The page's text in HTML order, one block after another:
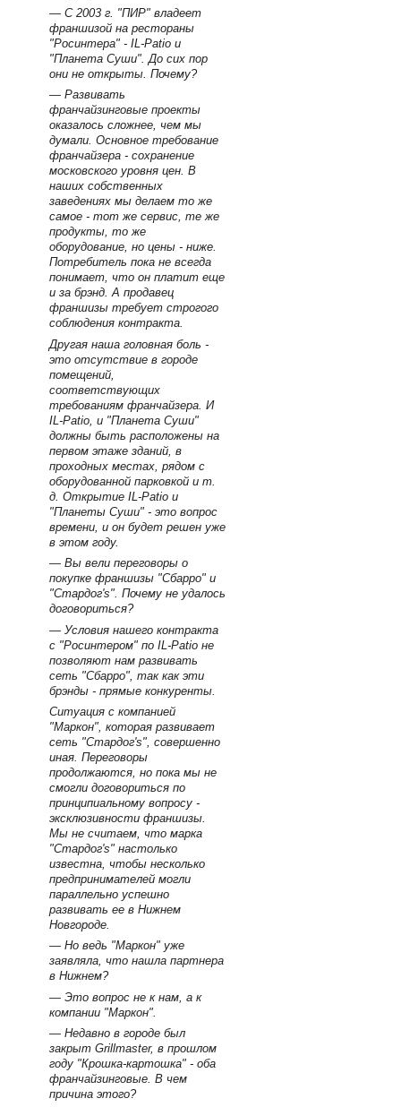
— С 2003 г. "ПИР" владеет
франшизой на рестораны
"Росинтера" - IL-Patio и
"Планета Суши". До сих пор
они не открыты. Почему?
— Развивать
франчайзинговые проекты
оказалось сложнее, чем мы
думали. Основное требование
франчайзера - сохранение
московского уровня цен. В
наших собственных
заведениях мы делаем то же
самое - тот же сервис, те же
продукты, то же
оборудование, но цены - ниже.
Потребитель пока не всегда
понимает, что он платит еще
и за брэнд. А продавец
франшизы требует строгого
соблюдения контракта.
Другая наша головная боль -
это отсутствие в городе
помещений,
соответствующих
требованиям франчайзера. И
IL-Patio, и "Планета Суши"
должны быть расположены на
первом этаже зданий, в
проходных местах, рядом с
оборудованной парковкой и т.
д. Открытие IL-Patio и
"Планеты Суши" - это вопрос
времени, и он будет решен уже
в этом году.
— Вы вели переговоры о
покупке франшизы "Сбарро" и
"Стардог's". Почему не удалось
договориться?
— Условия нашего контракта
с "Росинтером" по IL-Patio не
позволяют нам развивать
сеть "Сбарро", так как эти
брэнды - прямые конкуренты.
Ситуация с компанией
"Маркон", которая развивает
сеть "Стардог's", совершенно
иная. Переговоры
продолжаются, но пока мы не
смогли договориться по
принципиальному вопросу -
эксклюзивности франшизы.
Мы не считаем, что марка
"Стардог's" настолько
известна, чтобы несколько
предпринимателей могли
параллельно успешно
развивать ее в Нижнем
Новгороде.
— Но ведь "Маркон" уже
заявляла, что нашла партнера
в Нижнем?
— Это вопрос не к нам, а к
компании "Маркон".
— Недавно в городе был
закрыт Grillmaster, в прошлом
году "Крошка-картошка" - оба
франчайзинговые. В чем
причина этого?